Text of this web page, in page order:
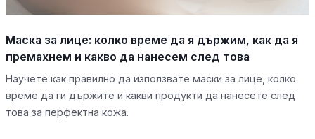
Маска за лице: колко време да я държим, как да я
премахнем и какво да нанесем след това
Научете как правилно да използвате маски за лице, колко
време да ги държите и какви продукти да нанесете след
това за перфектна кожа.